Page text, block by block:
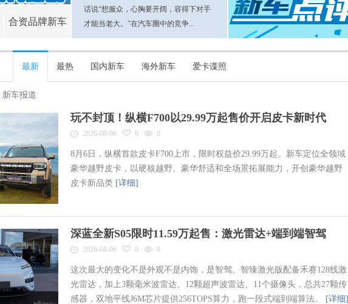
合资品牌新车
话说“想服众，心胸要开阔，容得下对手
才能当老大。”在汽车圈中的竞争...
最新 最热 国内新车 海外新车 爱卡谍照
新车报道
玩不封顶！纵横F700以29.99万起售价开启皮卡新时代
2026-08-06 0 0
8月6日，纵横首款皮卡F700上市，限时权益价29.99万起。新车定位全领域
豪华越野皮卡，以硬核越野、豪华舒适和全场景拓展能力，开创豪华越野
皮卡新品类 [详细]
深蓝全新S05限时11.59万起售：激光雷达+端到端智驾
2026-08-06 0 0
这次最大的变化不是外观不是内饰，是智驾。智臻激光版配备禾赛128线激
光雷达，加上3颗毫米波雷达、12颗超声波雷达、11个摄像头，总共27颗传
感器，双地平线J6M芯片提供256TOPS算力，跑一段式端到端算法。
[详细]